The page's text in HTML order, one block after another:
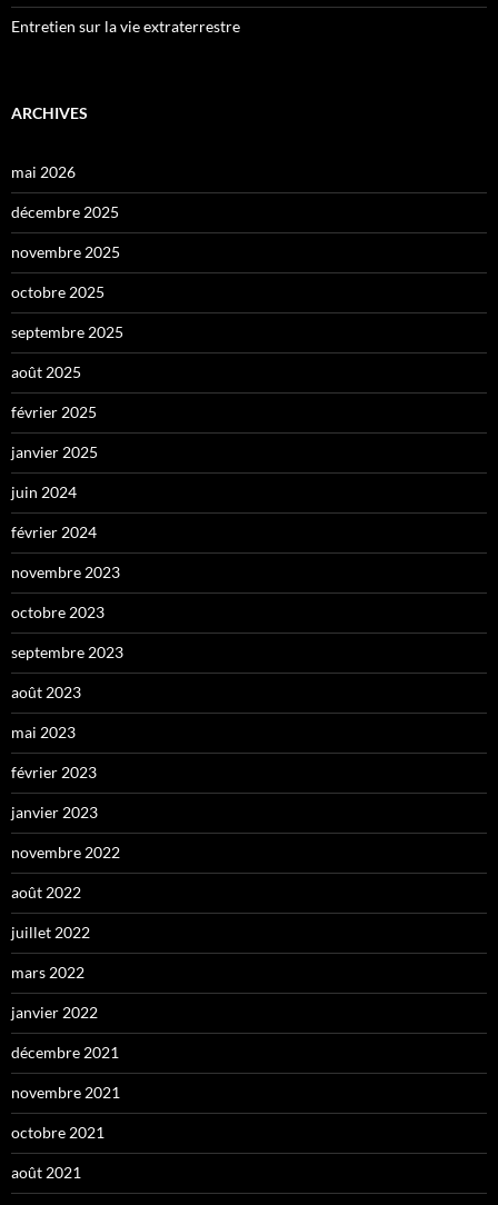
Entretien sur la vie extraterrestre
ARCHIVES
mai 2026
décembre 2025
novembre 2025
octobre 2025
septembre 2025
août 2025
février 2025
janvier 2025
juin 2024
février 2024
novembre 2023
octobre 2023
septembre 2023
août 2023
mai 2023
février 2023
janvier 2023
novembre 2022
août 2022
juillet 2022
mars 2022
janvier 2022
décembre 2021
novembre 2021
octobre 2021
août 2021